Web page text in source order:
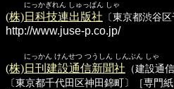
にっかぎれん しゅっぱん しゃ
(株)日科技連出版社 〔東京都渋谷
http://www.juse-p.co.jp/
にっかん けんせつ つうしん しんぶん しゃ
(株)日刊建設通信新聞社 （建設通
〔東京都千代田区神田錦町〕［専門